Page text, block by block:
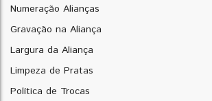
Numeração Alianças
Gravação na Aliança
Largura da Aliança
Limpeza de Pratas
Política de Trocas